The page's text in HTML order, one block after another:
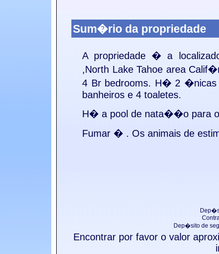
Sum�rio da propriedade
A propriedade � a
,North Lake Tahoe area
4 Br bedrooms. H� 2 �nicas
banheiros e 4 toaletes.
H� a pool de nata��o para
Fumar � . Os animais de
Dep�sito de
Encontrar por favor o valor